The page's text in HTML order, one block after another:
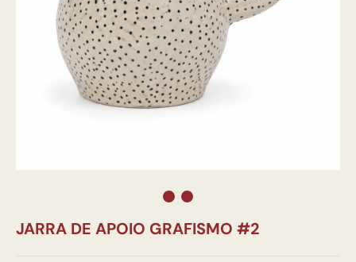
JARRA DE APOIO GRAFISMO #2